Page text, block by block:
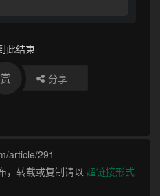
此结束
赏 分享
article/291
，转载或复制请以 超链接形式